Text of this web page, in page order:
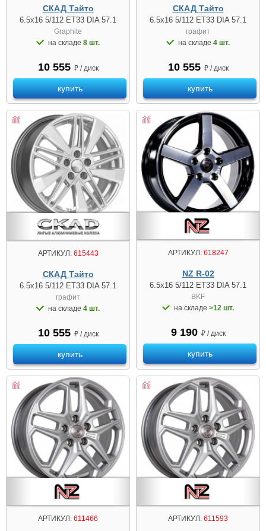
СКАД Тайто
6.5x16 5/112 ET33 DIA 57.1
Graphite
на складе 8 шт.
10 555 ₽ / диск
купить
СКАД Тайто
6.5x16 5/112 ET33 DIA 57.1
графит
на складе 4 шт.
10 555 ₽ / диск
купить
АРТИКУЛ:615443
СКАД Тайто
6.5x16 5/112 ET33 DIA 57.1
графит
на складе 4 шт.
10 555 ₽ / диск
купить
АРТИКУЛ:618247
NZ R-02
6.5x16 5/112 ET33 DIA 57.1
BKF
на складе >12 шт.
9 190 ₽ / диск
купить
АРТИКУЛ: 611466 АРТИКУЛ: 611593